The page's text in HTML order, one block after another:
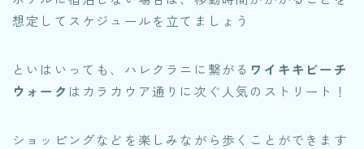
想定してスケジュールを立てましょう
といはいっても、ハレクラニに繋がる ワイキキビーチ
ウォーク はカラカウア通りに次ぐ人気のストリート！
ショッピングなどを楽しみながら歩くことができます